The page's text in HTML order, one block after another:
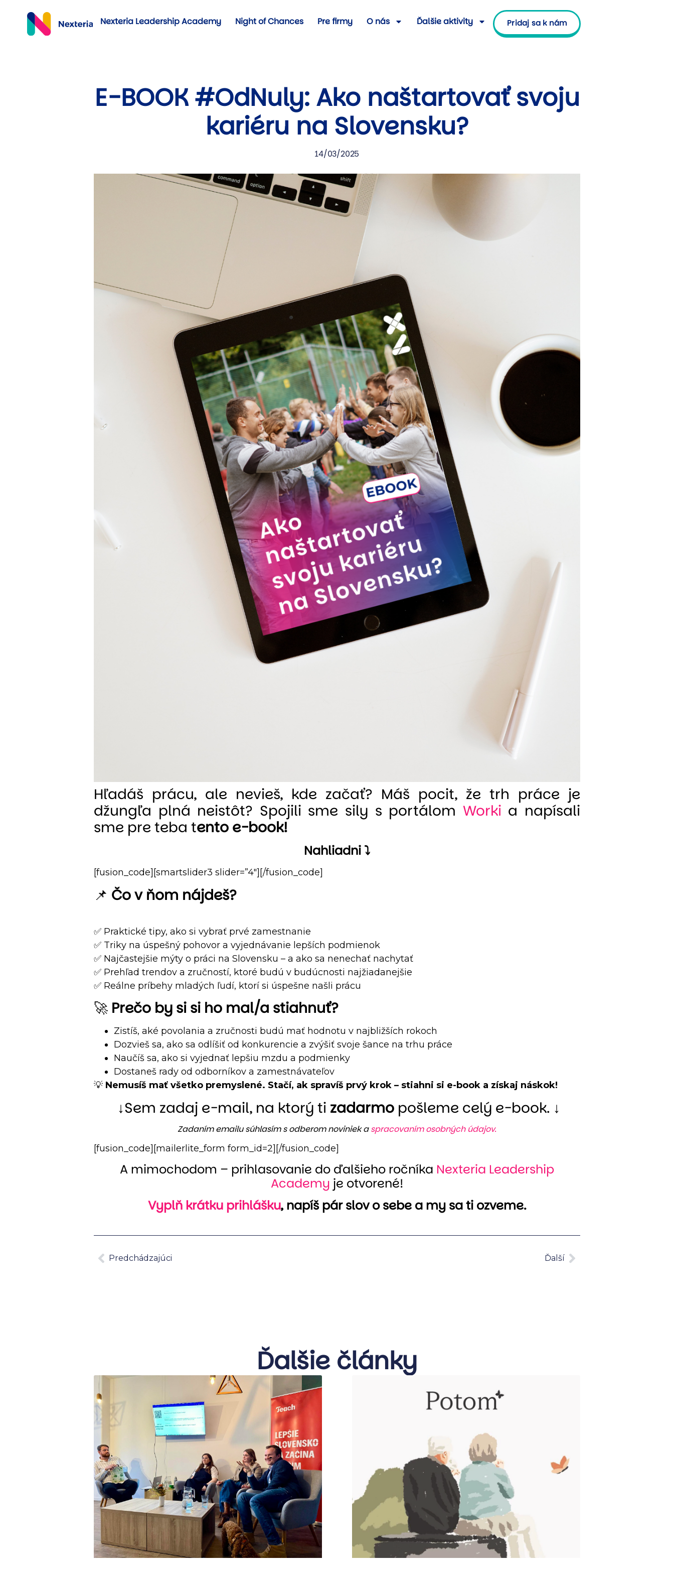
Nexteria Leadership Academy Night of Chances Pre firmy O nás Ďalšie aktivity Pridaj sa k nám
E-BOOK #OdNuly: Ako naštartovať svoju
kariéru na Slovensku?
14/03/2025
Hľadáš prácu, ale nevieš, kde začať? Máš pocit, že trh práce je
džungľa plná neistôt? Spojili sme sily s portálom Worki a napísali
sme pre teba tento e-book!
Nahliadni ⤵
[fusion_code][smartslider3 slider=”4″][/fusion_code]
📌 Čo v ňom nájdeš?
✅ Praktické tipy, ako si vybrať prvé zamestnanie
✅ Triky na úspešný pohovor a vyjednávanie lepších podmienok
✅ Najčastejšie mýty o práci na Slovensku – a ako sa nenechať nachytať
✅ Prehľad trendov a zručností, ktoré budú v budúcnosti najžiadanejšie
✅ Reálne príbehy mladých ľudí, ktorí si úspešne našli prácu
🚀 Prečo by si si ho mal/a stiahnuť?
Zistíš, aké povolania a zručnosti budú mať hodnotu v najbližších rokoch
Dozvieš sa, ako sa odlíšiť od konkurencie a zvýšiť svoje šance na trhu práce
Naučíš sa, ako si vyjednať lepšiu mzdu a podmienky
Dostaneš rady od odborníkov a zamestnávateľov
💡 Nemusíš mať všetko premyslené. Stačí, ak spravíš prvý krok – stiahni si e-book a získaj náskok!
↓Sem zadaj e-mail, na ktorý ti zadarmo pošleme celý e-book. ↓
Zadaním emailu súhlasím s odberom noviniek aspracovaním osobných údajov.
[fusion_code][mailerlite_form form_id=2][/fusion_code]
A mimochodom – prihlasovanie do ďalšieho ročníka Nexteria Leadership
Academy je otvorené!
Vyplň krátku prihlášku, napíš pár slov o sebe a my sa ti ozveme.
Predchádzajúci Ďalší
Ďalšie články